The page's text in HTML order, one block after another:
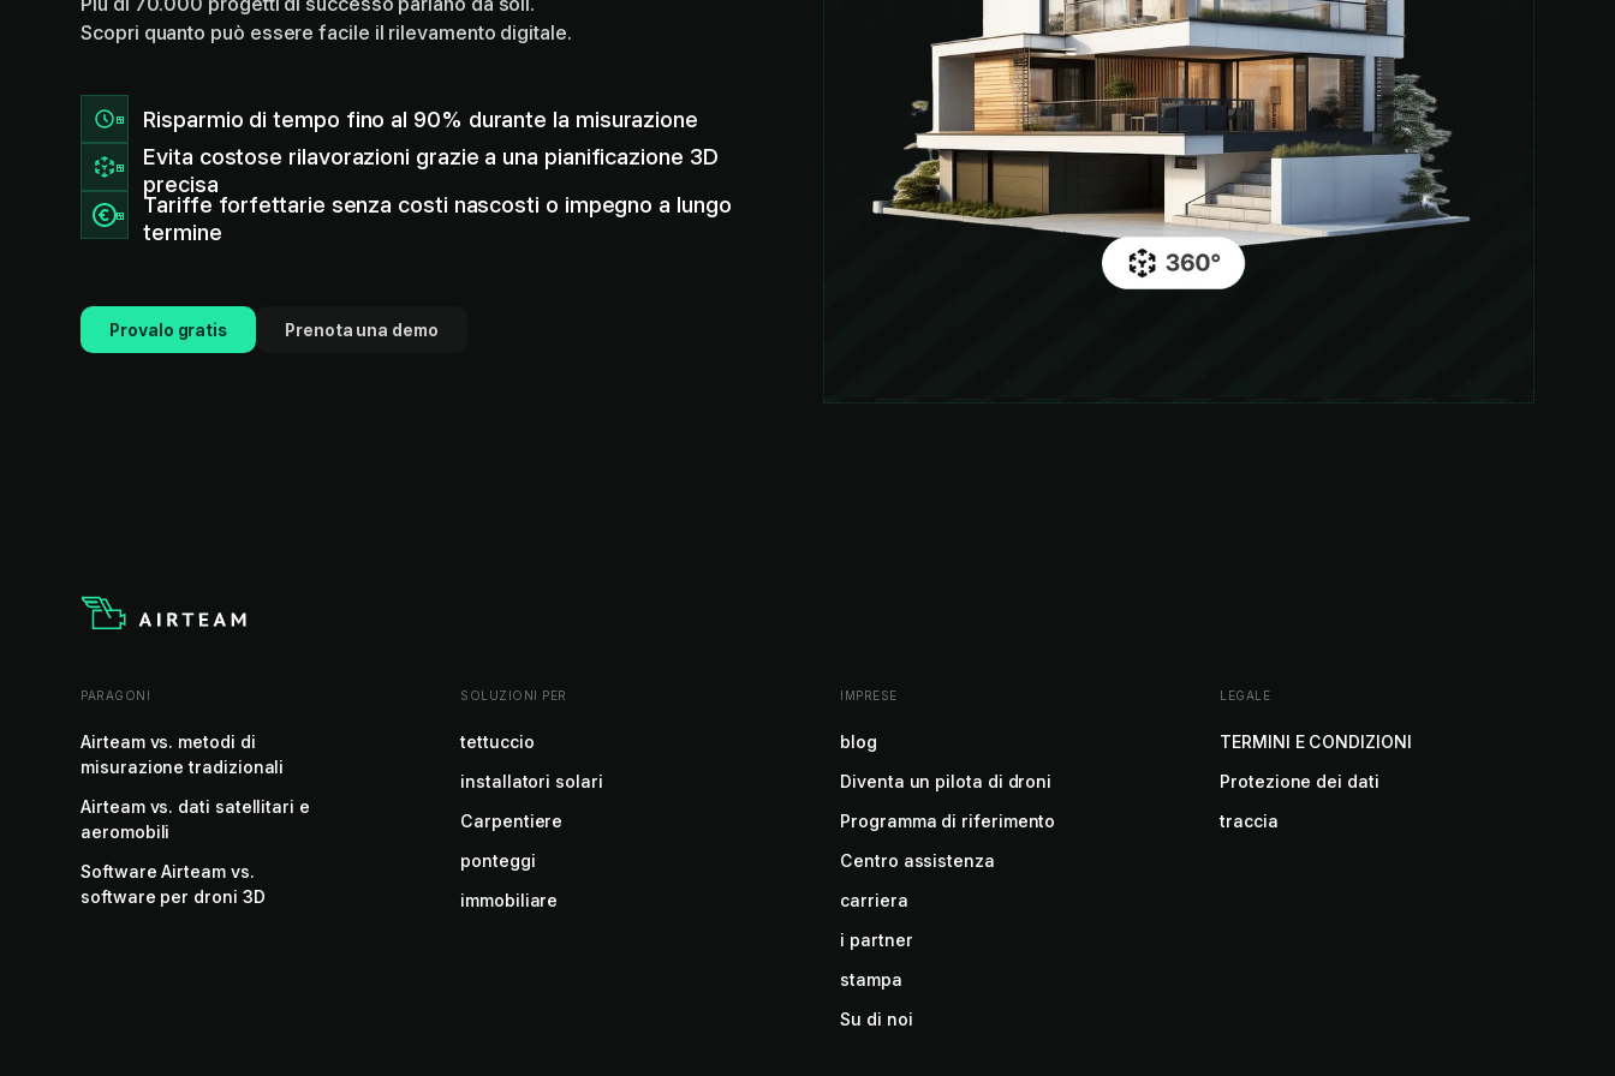
Scopri quanto può essere facile il rilevamento digitale.
Risparmio di tempo fino al 90% durante la misurazione
Evita costose rilavorazioni grazie a una pianificazione 3D
precisa
Tariffe forfettarie senza costi nascosti o impegno a lungo
termine
Provalo gratis Prenota una demo
PARAGONI
Airteam vs. metodi di
misurazione tradizionali
Airteam vs. dati satellitari e
aeromobili
Software Airteam vs.
software per droni 3D
SOLUZIONI PER
tettuccio
installatori solari
Carpentiere
ponteggi
immobiliare
IMPRESE
blog
Diventa un pilota di droni
Programma di riferimento
Centro assistenza
carriera
i partner
stampa
Su di noi
LEGALE
TERMINI E CONDIZIONI
Protezione dei dati
traccia